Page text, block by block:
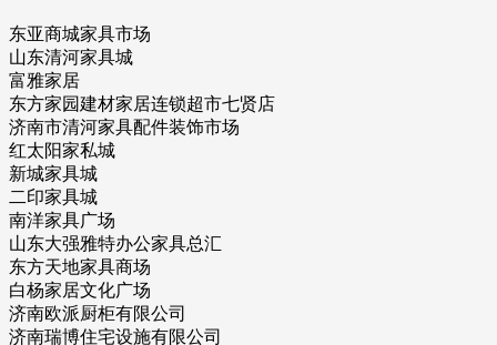
东亚商城家具市场
山东清河家具城
富雅家居
东方家园建材家居连锁超市七贤店
济南市清河家具配件装饰市场
红太阳家私城
新城家具城
二印家具城
南洋家具广场
山东大强雅特办公家具总汇
东方天地家具商场
白杨家居文化广场
济南欧派厨柜有限公司
济南瑞博住宅设施有限公司